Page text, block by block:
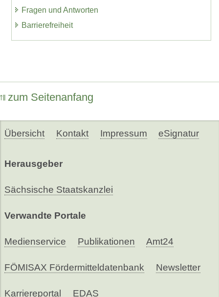
Fragen und Antworten
Barrierefreiheit
zum Seitenanfang
Übersicht Kontakt Impressum eSignatur
Herausgeber
Sächsische Staatskanzlei
Verwandte Portale
Medienservice Publikationen Amt24
FÖMISAX Fördermitteldatenbank Newsletter
Karriereportal EDAS